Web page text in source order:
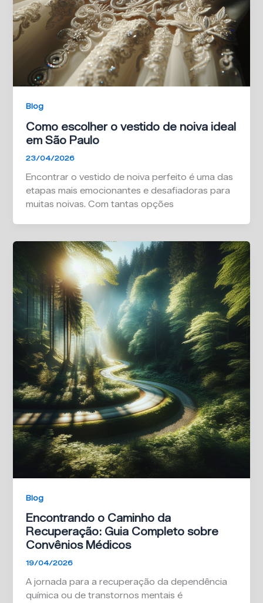
Blog
Como escolher o vestido de noiva ideal
em São Paulo
23/04/2026
Encontrar o vestido de noiva perfeito é uma das
etapas mais emocionantes e desafiadoras para
muitas noivas. Com tantas opções
Blog
Encontrando o Caminho da
Recuperação: Guia Completo sobre
Convênios Médicos
19/04/2026
A jornada para a recuperação da dependência
química ou de transtornos mentais é